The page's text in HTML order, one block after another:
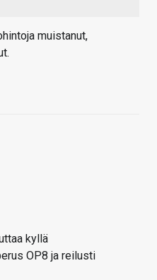
muistanut,
kyllä
OP8 ja reilusti